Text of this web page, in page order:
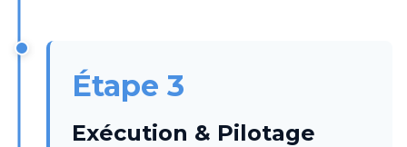
Étape 3
Exécution & Pilotage